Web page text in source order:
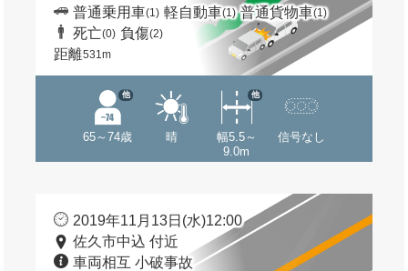
普通乗用車(1) 軽自動車(1) 普通貨物車(1)
死亡(0) 負傷(2)
距離531m
65～74歳
他
晴
幅5.5～
9.0m
他
信号なし
2019年11月13日(水)12:00
佐久市中込 付近
車両相互 小破事故